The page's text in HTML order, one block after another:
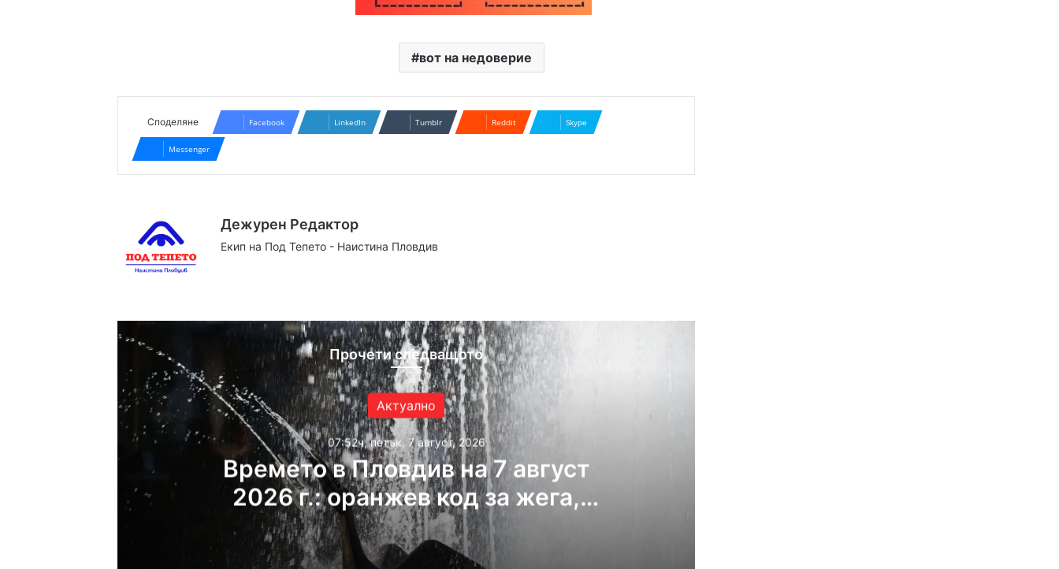
вот на недоверие
Споделяне Facebook LinkedIn Tumblr Reddit Skype
Messenger
Дежурен Редактор
Екип на Под Тепето - Наистина Пловдив
Прочети следващото
Актуално
07:52ч, петък, 7 август, 2026
Времето в Пловдив на 7 август
2026 г.: оранжев код за жега,
температурите стигат до 41
градуса